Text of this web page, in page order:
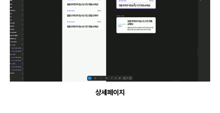
상세페이지